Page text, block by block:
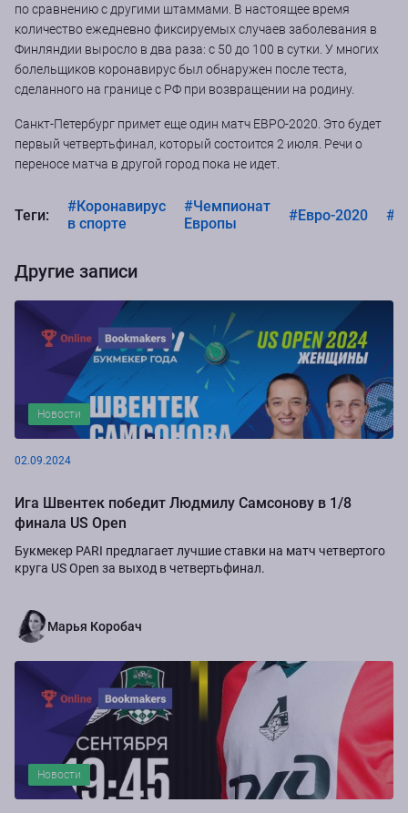
по сравнению с другими штаммами. В настоящее время
количество ежедневно фиксируемых случаев заболевания в
Финляндии выросло в два раза: с 50 до 100 в сутки. У многих
болельщиков коронавирус был обнаружен после теста,
сделанного на границе с РФ при возвращении на родину.
Санкт-Петербург примет еще один матч ЕВРО-2020. Это будет
первый четвертьфинал, который состоится 2 июля. Речи о
переносе матча в другой город пока не идет.
Теги:
#Коронавирус
в спорте
#Чемпионат
Европы
#Евро-2020
Другие записи
Новости
02.09.2024
Ига Швентек победит Людмилу Самсонову в 1/8
финала US Open
Букмекер PARI предлагает лучшие ставки на матч четвертого
круга US Open за выход в четвертьфинал.
Марья Коробач
Новости